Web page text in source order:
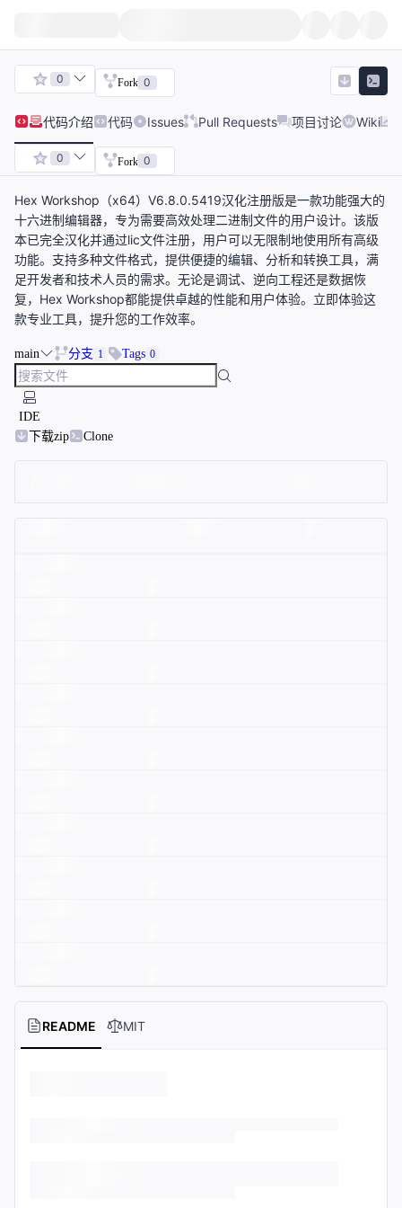
0 Fork 0
代码介绍 代码 Issues Pull Requests 项目讨论 Wiki
0 Fork 0
Hex Workshop（x64）V6.8.0.5419汉化注册版是一款功能强大的
十六进制编辑器，专为需要高效处理二进制文件的用户设计。该版
本已完全汉化并通过lic文件注册，用户可以无限制地使用所有高级
功能。支持多种文件格式，提供便捷的编辑、分析和转换工具，满
足开发者和技术人员的需求。无论是调试、逆向工程还是数据恢
复，Hex Workshop都能提供卓越的性能和用户体验。立即体验这
款专业工具，提升您的工作效率。
main 分支 1 Tags 0
IDE
下载zip
Clone
README MIT